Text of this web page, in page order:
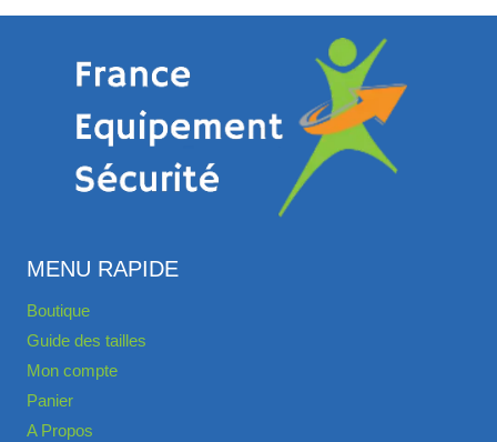
MENU RAPIDE
Boutique
Guide des tailles
Mon compte
Panier
A Propos